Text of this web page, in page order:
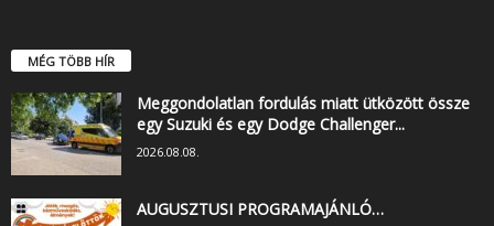
MÉG TÖBB HÍR
Meggondolatlan fordulás miatt ütközött össze
egy Suzuki és egy Dodge Challenger...
2026.08.08.
AUGUSZTUSI PROGRAMAJÁNLÓ…